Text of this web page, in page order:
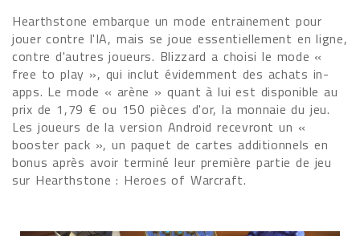
Hearthstone embarque un mode entrainement pour
jouer contre l'IA, mais se joue essentiellement en ligne,
contre d'autres joueurs. Blizzard a choisi le mode «
free to play », qui inclut évidemment des achats in-
apps. Le mode « arène » quant à lui est disponible au
prix de 1,79 € ou 150 pièces d'or, la monnaie du jeu.
Les joueurs de la version Android recevront un «
booster pack », un paquet de cartes additionnels en
bonus après avoir terminé leur première partie de jeu
sur Hearthstone : Heroes of Warcraft.